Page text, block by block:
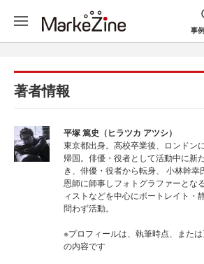
事
著者情報
平塚 篤史（ヒラツカ アツシ）
東京都出身。高校卒業後、ロンドン
帰国。俳優・役者として活動中に新
き、俳優・役者から転身、 小林幹
恩師に師事しフォトグラファーとな
ィストなどを中心にポートレイト・
問わず活動。
※プロフィールは、執筆時点、また
の内容です